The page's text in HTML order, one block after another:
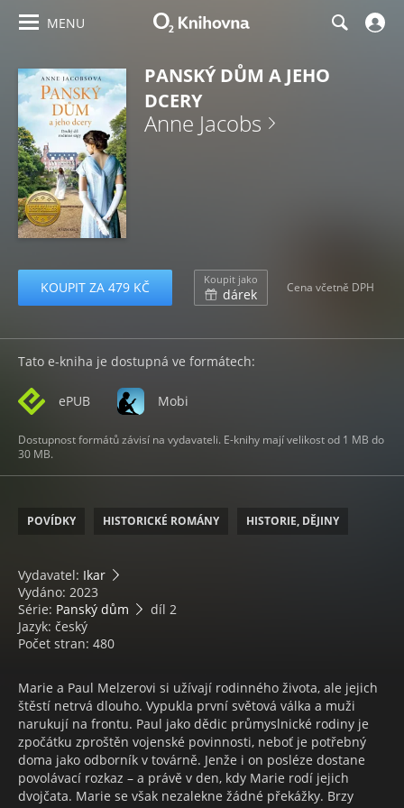
MENU
PANSKÝ DŮM A JEHO
DCERY
Anne Jacobs
KOUPIT ZA 479 KČ Koupit jako
dárek Cena včetně DPH
Tato e-kniha je dostupná ve formátech:
ePUB Mobi
Dostupnost formátů závisí na vydavateli. E-knihy mají velikost od 1 MB do
30 MB.
POVÍDKY HISTORICKÉ ROMÁNY HISTORIE, DĚJINY
Vydavatel: Ikar
Vydáno: 2023
Série: Panský dům
díl 2
Jazyk: český
Počet stran: 480
Marie a Paul Melzerovi si užívají rodinného života, ale jejich
štěstí netrvá dlouho. Vypukla první světová válka a muži
narukují na frontu. Paul jako dědic průmyslnické rodiny je
zpočátku zproštěn vojenské povinnosti, neboť je potřebný
doma jako odborník v továrně. Jenže i on posléze dostane
povolávací rozkaz – a právě v den, kdy Marie rodí jejich
dvojčata. Marie se však nezalekne žádné překážky. Brzy